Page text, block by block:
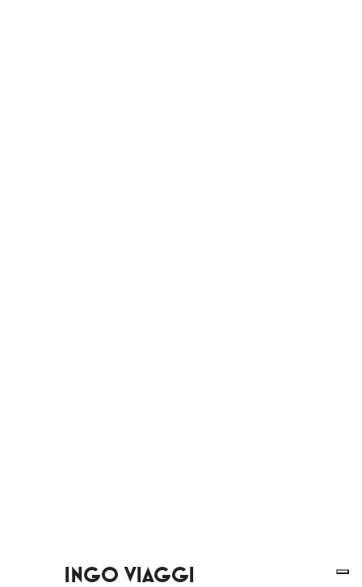
INGO VIAGGI